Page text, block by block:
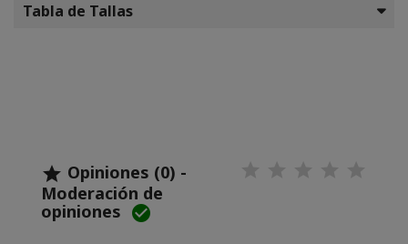
Tabla de Tallas
 Opiniones (0) -
Moderación de
opiniones 